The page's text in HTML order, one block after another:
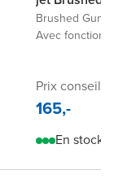
Brushed
Avec fonction
Prix
165,-
En stock